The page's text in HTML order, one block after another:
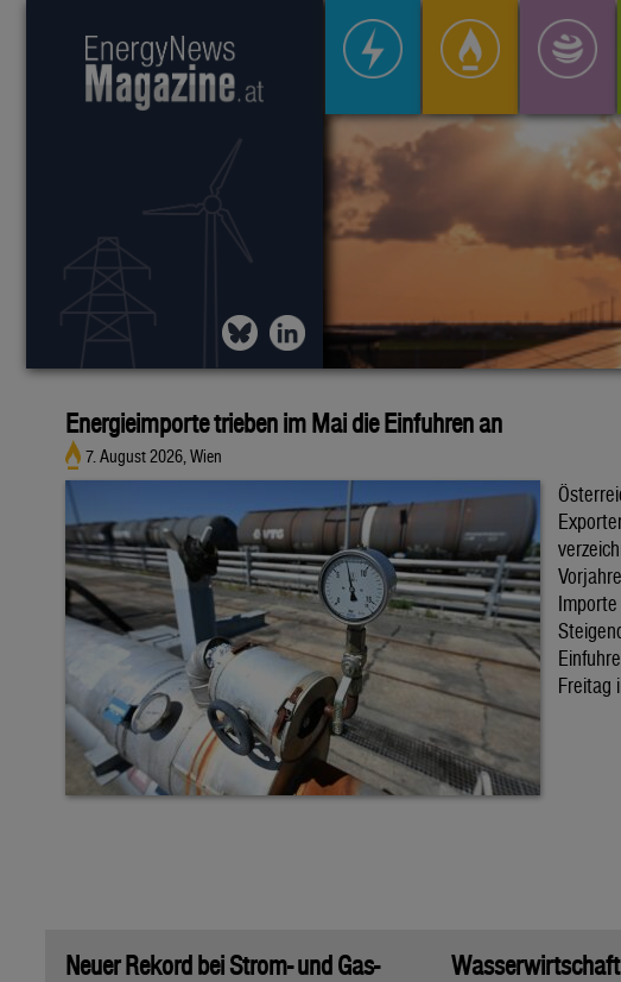
Energieimporte trieben im Mai die Einfuhren an
7. August 2026, Wien
Freitag
Neuer Rekord bei Strom- und Gas-